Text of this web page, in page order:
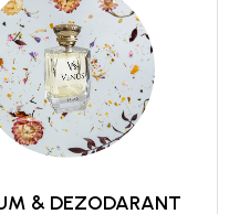
& DEZODARANT